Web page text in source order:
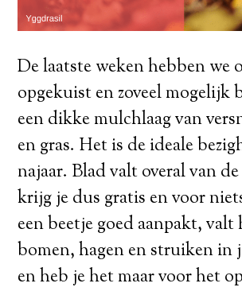
De laatste weken hebben we
opgekuist en zoveel mogelijk
een dikke mulchlaag van
en gras. Het is de ideale
najaar. Blad valt overal van
krijg je dus gratis en voor
een beetje goed aanpakt, valt
bomen, hagen en struiken in
en heb je het maar voor het